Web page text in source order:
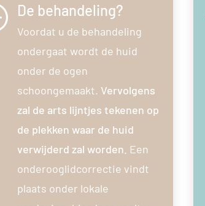
De behandeling?
Voordat u de behandeling
ondergaat wordt de huid
onder de ogen
schoongemaakt. Vervolgens
zal de arts lijntjes tekenen op
de plekken waar de huid
verwijderd zal worden. Een
onderooglidcorrectie vindt
plaats onder lokale